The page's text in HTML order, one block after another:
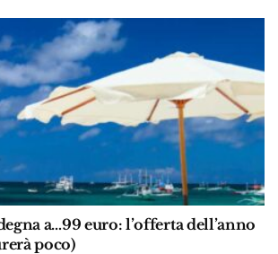
a…99 euro: l’offerta dell’anno
poco)